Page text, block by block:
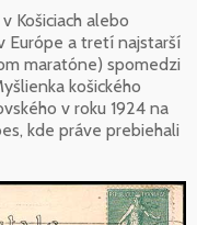
Košiciach alebo
Európe a tretí najstarší
maratóne) spomedzi
košického
v roku 1924 na
kde práve prebiehali